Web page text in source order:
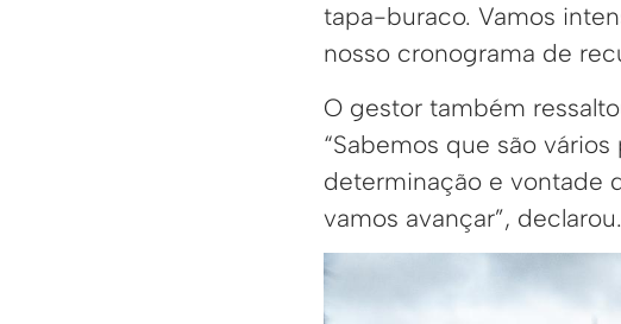
tapa-buraco. Vamos
nosso cronograma de
O gestor também
“Sabemos que são
determinação e vontade
vamos avançar”, declarou.